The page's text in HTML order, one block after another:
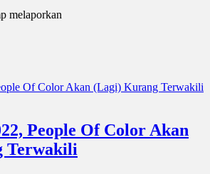
melaporkan
People Of Color Akan
Terwakili